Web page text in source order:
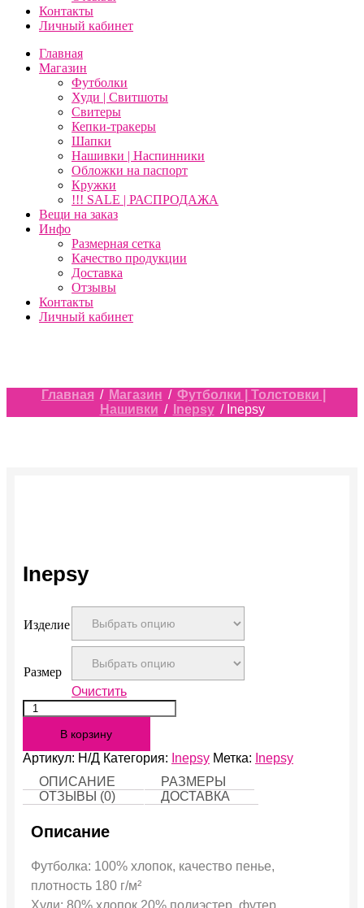
Контакты
Личный кабинет
Главная
Магазин
Футболки
Худи | Свитшоты
Свитеры
Кепки-тракеры
Шапки
Нашивки | Наспинники
Обложки на паспорт
Кружки
!!! SALE | РАСПРОДАЖА
Вещи на заказ
Инфо
Размерная сетка
Качество продукции
Доставка
Отзывы
Контакты
Личный кабинет
Главная / Магазин / Футболки | Толстовки |
Нашивки / Inepsy / Inepsy
Inepsy
Изделие
Размер
Очистить
Количество
Inepsy
В корзину
Артикул: Н/Д Категория: Inepsy Метка: Inepsy
ОПИСАНИЕ
РАЗМЕРЫ
ОТЗЫВЫ (0)
ДОСТАВКА
Описание
Футболка: 100% хлопок, качество пенье,
плотность 180 г/м²